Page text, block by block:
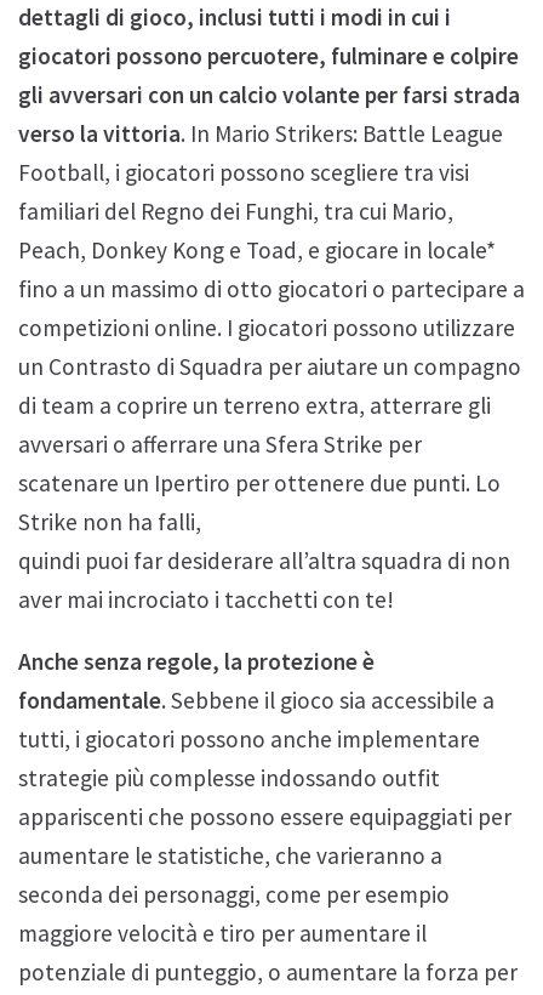
dettagli di gioco, inclusi tutti i modi in cui i
giocatori possono percuotere, fulminare e colpire
gli avversari con un calcio volante per farsi strada
verso la vittoria. In Mario Strikers: Battle League
Football, i giocatori possono scegliere tra visi
familiari del Regno dei Funghi, tra cui Mario,
Peach, Donkey Kong e Toad, e giocare in locale*
fino a un massimo di otto giocatori o partecipare a
competizioni online. I giocatori possono utilizzare
un Contrasto di Squadra per aiutare un compagno
di team a coprire un terreno extra, atterrare gli
avversari o afferrare una Sfera Strike per
scatenare un Ipertiro per ottenere due punti. Lo
Strike non ha falli,
quindi puoi far desiderare all’altra squadra di non
aver mai incrociato i tacchetti con te!
Anche senza regole, la protezione è
fondamentale. Sebbene il gioco sia accessibile a
tutti, i giocatori possono anche implementare
strategie più complesse indossando outfit
appariscenti che possono essere equipaggiati per
aumentare le statistiche, che varieranno a
seconda dei personaggi, come per esempio
maggiore velocità e tiro per aumentare il
potenziale di punteggio, o aumentare la forza per